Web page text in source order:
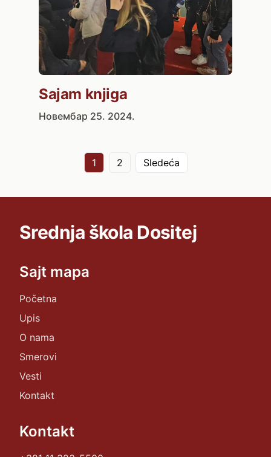
Sajam knjiga
Новембар 25. 2024.
1 2 Sledeća
Srednja škola Dositej
Sajt mapa
Početna
Upis
O nama
Smerovi
Vesti
Kontakt
Kontakt